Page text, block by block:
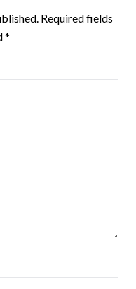
Required fields
*